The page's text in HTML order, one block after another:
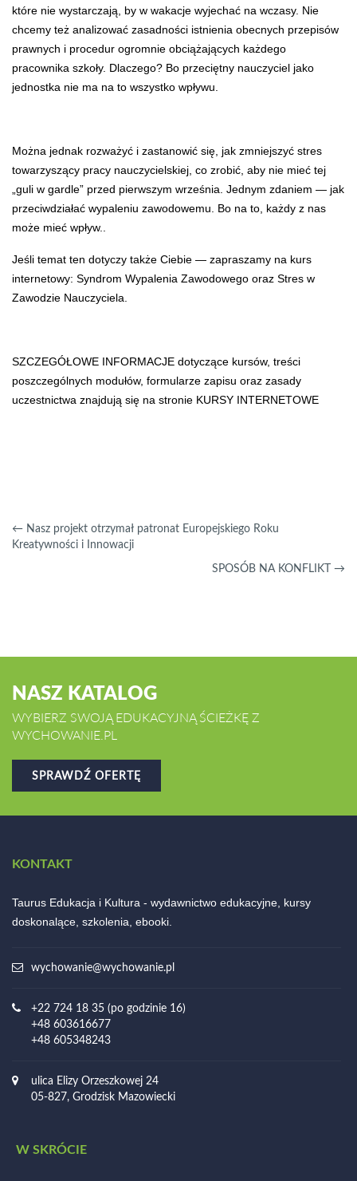
które nie wystarczają, by w wakacje wyjechać na wczasy. Nie
chcemy też analizować zasadności istnienia obecnych przepisów
prawnych i procedur ogromnie obciążających każdego
pracownika szkoły. Dlaczego? Bo przeciętny nauczyciel jako
jednostka nie ma na to wszystko wpływu.
Można jednak rozważyć i zastanowić się, jak zmniejszyć stres
towarzyszący pracy nauczycielskiej, co zrobić, aby nie mieć tej
„guli w gardle” przed pierwszym września. Jednym zdaniem — jak
przeciwdziałać wypaleniu zawodowemu. Bo na to, każdy z nas
może mieć wpływ..
Jeśli temat ten dotyczy także Ciebie — zapraszamy na kurs
internetowy: Syndrom Wypalenia Zawodowego oraz Stres w
Zawodzie Nauczyciela.
SZCZEGÓŁOWE INFORMACJE dotyczące kursów, treści
poszczególnych modułów, formularze zapisu oraz zasady
uczestnictwa znajdują się na stronie KURSY INTERNETOWE
← Nasz projekt otrzymał patronat Europejskiego Roku
Kreatywności i Innowacji
SPOSÓB NA KONFLIKT →
NASZ KATALOG
WYBIERZ SWOJĄ EDUKACYJNĄ ŚCIEŻKĘ Z
WYCHOWANIE.PL
SPRAWDŹ OFERTĘ
KONTAKT
Taurus Edukacja i Kultura - wydawnictwo edukacyjne, kursy
doskonalące, szkolenia, ebooki.
wychowanie@wychowanie.pl
+22 724 18 35 (po godzinie 16)
+48 603616677
+48 605348243
ulica Elizy Orzeszkowej 24
05-827, Grodzisk Mazowiecki
W SKRÓCIE